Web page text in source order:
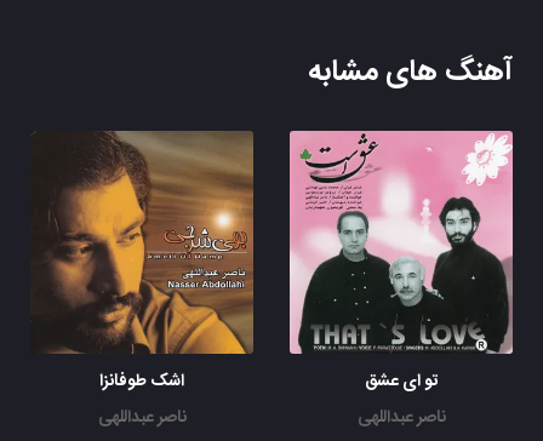
آهنگ های مشابه
تو ای عشق
ناصر عبداللهی
اشک طوفانزا
ناصر عبداللهی